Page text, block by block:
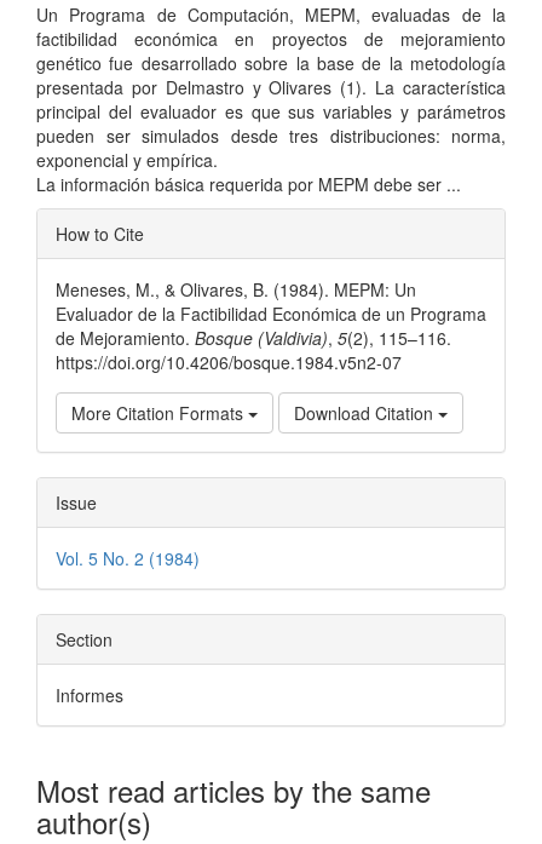
Un Programa de Computación, MEPM, evaluadas de la
factibilidad económica en proyectos de mejoramiento
genético fue desarrollado sobre la base de la metodología
presentada por Delmastro y Olivares (1). La característica
principal del evaluador es que sus variables y parámetros
pueden ser simulados desde tres distribuciones: norma,
exponencial y empírica.
La información básica requerida por MEPM debe ser ...
Article
Details
How to Cite
Meneses, M., & Olivares, B. (1984). MEPM: Un
Evaluador de la Factibilidad Económica de un Programa
de Mejoramiento. Bosque (Valdivia), 5(2), 115–116.
https://doi.org/10.4206/bosque.1984.v5n2-07
More Citation Formats Download Citation
Issue
Vol. 5 No. 2 (1984)
Section
Informes
Most read articles by the same
author(s)